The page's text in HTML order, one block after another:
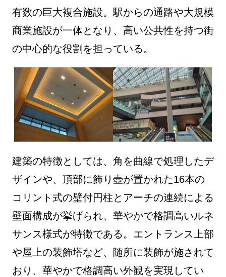
有数の巨大複合施設。駅からの通路や大規模
商業施設が一体となり、高い公共性を持つ街
の中心的な役割を担っている。
建築の特徴としては、角を曲線で処理したデ
ザインや、頂部に飾り壺が置かれた16本の
コリント式の壁付円柱とアーチの連続による
壁面構成が挙げられ、華やかで格調高いルネ
サンス様式が特徴である。エントランス上部
や屋上の装飾塔など、随所に装飾が施されて
おり、華やかで格調高い外観を実現してい